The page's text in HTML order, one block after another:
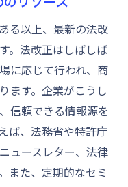
る以上、最新の法改
。法改正はしばしば
に応じて行われ、商
ます。企業がこうし
信頼できる情報源を
ば、法務省や特許庁
ュースレター、法律
また、定期的なセミ